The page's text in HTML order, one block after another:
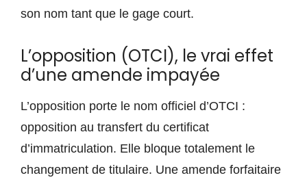
son nom tant que le gage court.
L’opposition (OTCI), le vrai effet
d’une amende impayée
L’opposition porte le nom officiel d’OTCI :
opposition au transfert du certificat
d’immatriculation. Elle bloque totalement le
changement de titulaire. Une amende forfaitaire